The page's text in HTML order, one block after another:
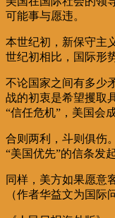
可能事与愿违。
本世纪初，新保守主
世纪初相比，国际形
不论国家之间有多少
战的初衷是希望攫取
“信任危机”，美国会
合则两利，斗则俱伤
“美国优先”的信条发
同样，美方如果愿意
（作者华益文为国际